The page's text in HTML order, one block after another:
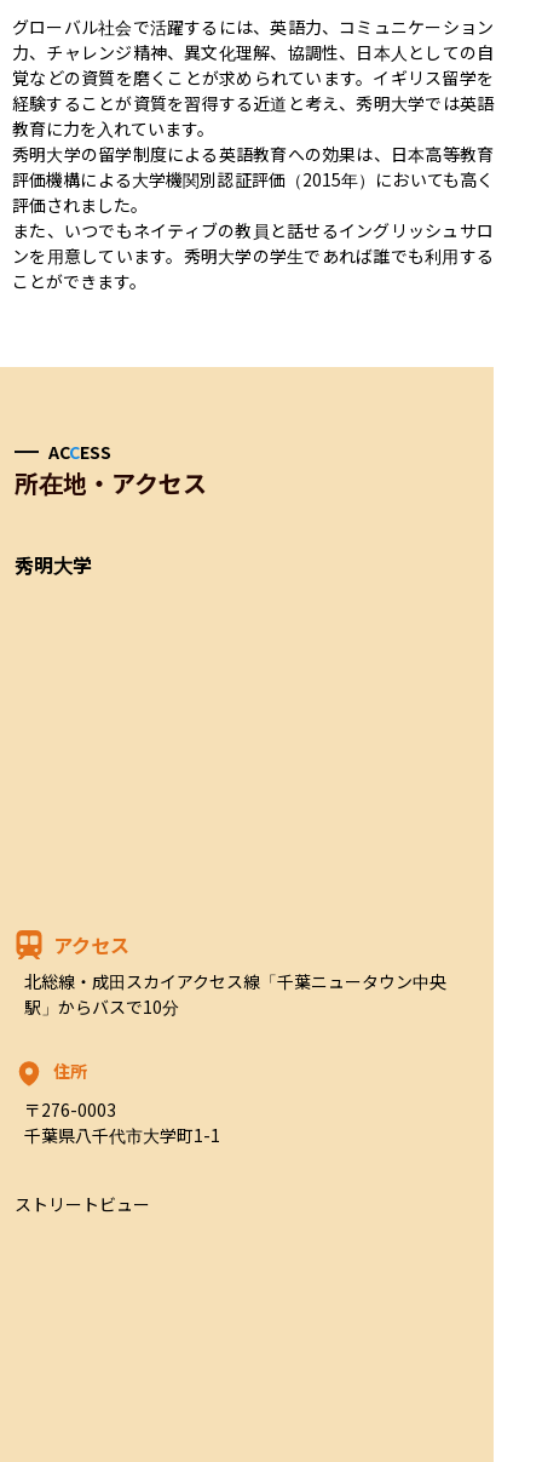
グローバル社会で活躍するには、英語力、コミュニケーション
力、チャレンジ精神、異文化理解、協調性、日本人としての自
覚などの資質を磨くことが求められています。イギリス留学を
経験することが資質を習得する近道と考え、秀明大学では英語
教育に力を入れています。
秀明大学の留学制度による英語教育への効果は、日本高等教育
評価機構による大学機関別認証評価（2015年）においても高く
評価されました。
また、いつでもネイティブの教員と話せるイングリッシュサロ
ンを用意しています。秀明大学の学生であれば誰でも利用する
ことができます。
ACCESS
所在地・アクセス
秀明大学
アクセス
北総線・成田スカイアクセス線「千葉ニュータウン中央
駅」からバスで10分
住所
〒276-0003
千葉県八千代市大学町1-1
ストリートビュー